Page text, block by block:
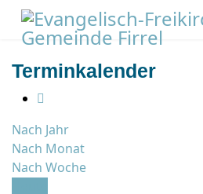
Terminkalender
Nach Jahr
Nach Monat
Nach Woche